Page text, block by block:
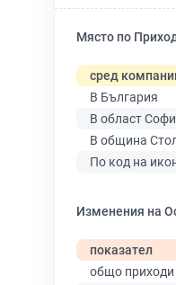
Място по
сред
В България
В област
В община
По код на
Изменения на
показател
общо приходи